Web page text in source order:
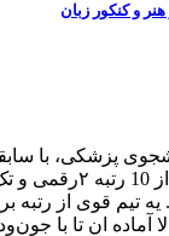
و کنکور زبان
تیم قوی از رتبه
ان تا با